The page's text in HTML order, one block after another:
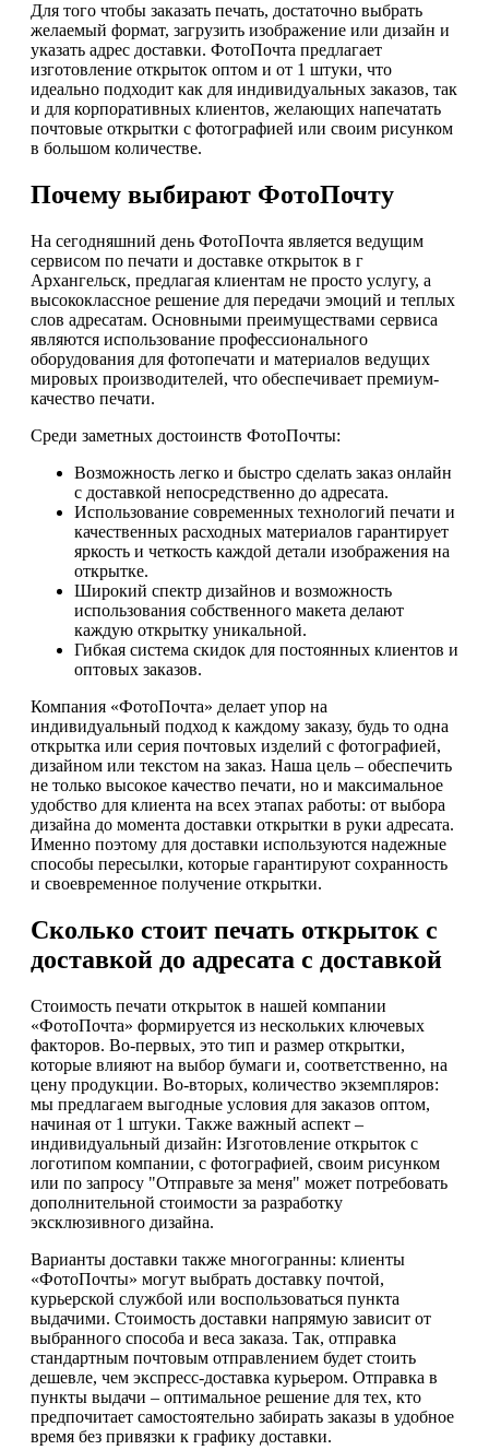
Для того чтобы заказать печать, достаточно выбрать
желаемый формат, загрузить изображение или дизайн и
указать адрес доставки. ФотоПочта предлагает
изготовление открыток оптом и от 1 штуки, что
идеально подходит как для индивидуальных заказов, так
и для корпоративных клиентов, желающих напечатать
почтовые открытки с фотографией или своим рисунком
в большом количестве.
Почему выбирают ФотоПочту
На сегодняшний день ФотоПочта является ведущим
сервисом по печати и доставке открыток в г
Архангельск, предлагая клиентам не просто услугу, а
высококлассное решение для передачи эмоций и теплых
слов адресатам. Основными преимуществами сервиса
являются использование профессионального
оборудования для фотопечати и материалов ведущих
мировых производителей, что обеспечивает премиум-
качество печати.
Среди заметных достоинств ФотоПочты:
Возможность легко и быстро сделать заказ онлайн
с доставкой непосредственно до адресата.
Использование современных технологий печати и
качественных расходных материалов гарантирует
яркость и четкость каждой детали изображения на
открытке.
Широкий спектр дизайнов и возможность
использования собственного макета делают
каждую открытку уникальной.
Гибкая система скидок для постоянных клиентов и
оптовых заказов.
Компания «ФотоПочта» делает упор на
индивидуальный подход к каждому заказу, будь то одна
открытка или серия почтовых изделий с фотографией,
дизайном или текстом на заказ. Наша цель – обеспечить
не только высокое качество печати, но и максимальное
удобство для клиента на всех этапах работы: от выбора
дизайна до момента доставки открытки в руки адресата.
Именно поэтому для доставки используются надежные
способы пересылки, которые гарантируют сохранность
и своевременное получение открытки.
Сколько стоит печать открыток с
доставкой до адресата с доставкой
Стоимость печати открыток в нашей компании
«ФотоПочта» формируется из нескольких ключевых
факторов. Во-первых, это тип и размер открытки,
которые влияют на выбор бумаги и, соответственно, на
цену продукции. Во-вторых, количество экземпляров:
мы предлагаем выгодные условия для заказов оптом,
начиная от 1 штуки. Также важный аспект –
индивидуальный дизайн: Изготовление открыток с
логотипом компании, с фотографией, своим рисунком
или по запросу "Отправьте за меня" может потребовать
дополнительной стоимости за разработку
эксклюзивного дизайна.
Варианты доставки также многогранны: клиенты
«ФотоПочты» могут выбрать доставку почтой,
курьерской службой или воспользоваться пункта
выдачими. Стоимость доставки напрямую зависит от
выбранного способа и веса заказа. Так, отправка
стандартным почтовым отправлением будет стоить
дешевле, чем экспресс-доставка курьером. Отправка в
пункты выдачи – оптимальное решение для тех, кто
предпочитает самостоятельно забирать заказы в удобное
время без привязки к графику доставки.